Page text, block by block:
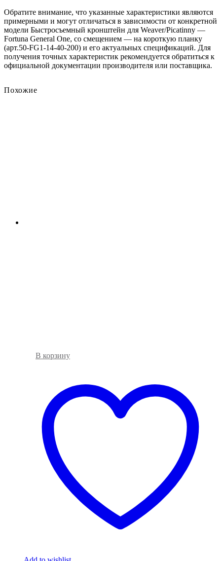
Обратите внимание, что указанные характеристики являются
примерными и могут отличаться в зависимости от конкретной
модели Быстросъемный кронштейн для Weaver/Picatinny —
Fortuna General One, со смещением — на короткую планку
(арт.50-FG1-14-40-200) и его актуальных спецификаций. Для
получения точных характеристик рекомендуется обратиться к
официальной документации производителя или поставщика.
Похожие
В корзину